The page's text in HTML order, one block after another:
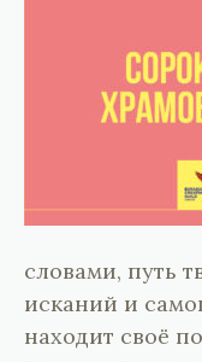
словами, путь
исканий и
находит своё